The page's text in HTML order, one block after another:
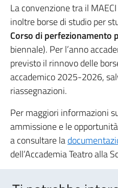
La convenzione tra il
inoltre borse di studio per
Corso di perfezionamento
biennale). Per l’anno
previsto il rinnovo delle
accademico 2025-2026,
riassegnazioni.
Per maggiori informazioni
ammissione e le
a consultare la
dell’Accademia Teatro alla